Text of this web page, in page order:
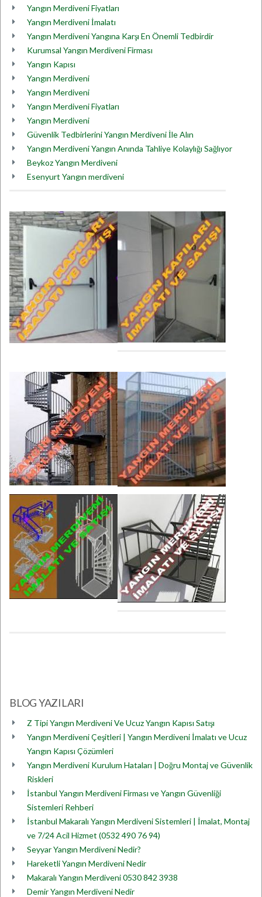
Yangın Merdiveni Fiyatları
Yangın Merdiveni İmalatı
Yangın Merdiveni Yangına Karşı En Önemli Tedbirdir
Kurumsal Yangın Merdiveni Firması
Yangın Kapısı
Yangın Merdiveni
Yangın Merdiveni
Yangın Merdiveni Fiyatları
Yangın Merdiveni
Güvenlik Tedbirlerini Yangın Merdiveni İle Alın
Yangın Merdiveni Yangın Anında Tahliye Kolaylığı Sağlıyor
Beykoz Yangın Merdiveni
Esenyurt Yangın merdiveni
BLOG YAZILARI
Z Tipi Yangın Merdiveni Ve Ucuz Yangın Kapısı Satışı
Yangın Merdiveni Çeşitleri | Yangın Merdiveni İmalatı ve Ucuz
Yangın Kapısı Çözümleri
Yangın Merdiveni Kurulum Hataları | Doğru Montaj ve Güvenlik
Riskleri
İstanbul Yangın Merdiveni Firması ve Yangın Güvenliği
Sistemleri Rehberi
İstanbul Makaralı Yangın Merdiveni Sistemleri | İmalat, Montaj
ve 7/24 Acil Hizmet (0532 490 76 94)
Seyyar Yangın Merdiveni Nedir?
Hareketli Yangın Merdiveni Nedir
Makaralı Yangın Merdiveni 0530 842 3938
Demir Yangın Merdiveni Nedir